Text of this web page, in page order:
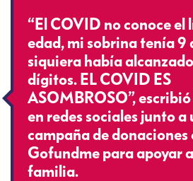
“El COVID no conoce el
edad, mi sobrina tenía 9
siquiera había
dígitos. EL COVID ES
ASOMBROSO”,
en redes sociales junto a
campaña de donaciones
Gofundme para apoyar
familia.